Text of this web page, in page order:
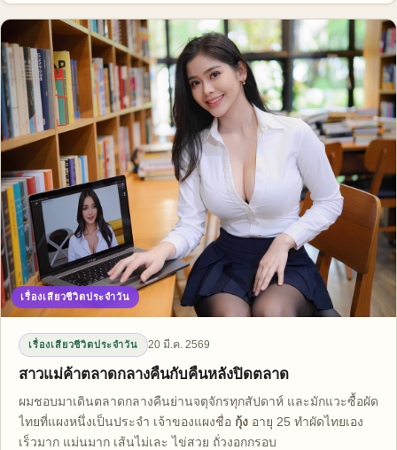
เรื่องเสียวชีวิตประจำวัน
เรื่องเสียวชีวิตประจำวัน 20 มี.ค. 2569
สาวแม่ค้าตลาดกลางคืนกับคืนหลังปิดตลาด
ผมชอบมาเดินตลาดกลางคืนย่านจตุจักรทุกสัปดาห์ และมักแวะซื้อผัด
ไทยที่แผงหนึ่งเป็นประจำ เจ้าของแผงชื่อ กุ้ง อายุ 25 ทำผัดไทยเอง
เร็วมาก แม่นมาก เส้นไม่เละ ไข่สวย ถั่วงอกกรอบ